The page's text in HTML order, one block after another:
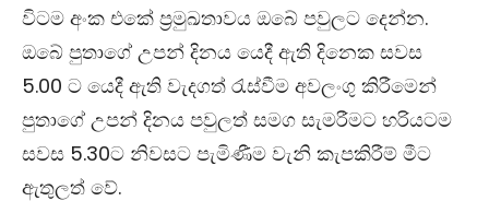
විටම අංක එකේ ප්‍රමුඛතාවය ඔබේ පවුලට දෙන්න.
ඔබේ පුතාගේ උපන් දිනය යෙදී ඇති දිනෙක සවස
5.00 ට යෙදී ඇති වැදගත් රැස්වීම අවලංගු කිරීමෙන්
පුතාගේ උපන් දිනය පවුලත් සමග සැමරීමට හරියටම
සවස 5.30ට නිවසට පැමිණීම වැනි කැපකිරීම් මීට
ඇතුලත් වේ.